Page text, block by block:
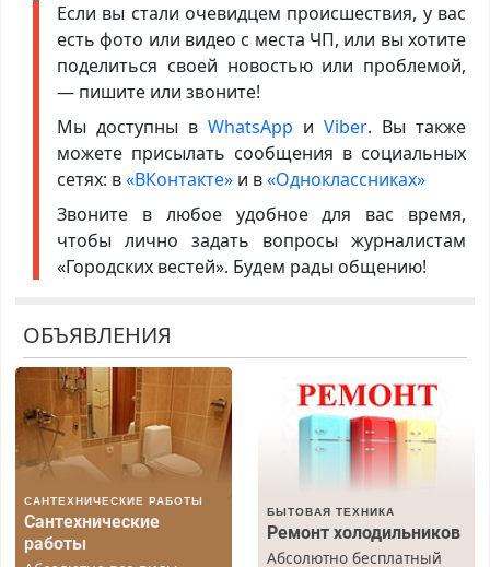
Если вы стали очевидцем происшествия, у вас
есть фото или видео с места ЧП, или вы хотите
поделиться своей новостью или проблемой,
— пишите или звоните!
Мы доступны в WhatsApp иViber. Вы также
можете присылать сообщения в социальных
сетях: в«ВКонтакте»и в«Одноклассниках»
Звоните в любое удобное для вас время,
чтобы лично задать вопросы журналистам
«Городских вестей». Будем рады общению!
ОБЪЯВЛЕНИЯ
САНТЕХНИЧЕСКИЕ РАБОТЫ
Сантехнические
работы
БЫТОВАЯ ТЕХНИКА
Ремонт холодильников
Абсолютно бесплатный